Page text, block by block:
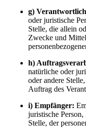
g)
oder juristische
Stelle, die allein
Zwecke und
h)
natürliche oder
oder andere
Auftrag des
i) Empfänger:
juristische
Stelle, der